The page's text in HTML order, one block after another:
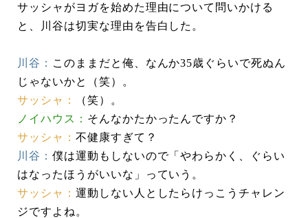
サッシャがヨガを始めた理由について問いかける
と、川谷は切実な理由を告白した。
川谷： このままだと俺、なんか35歳ぐらいで死ぬん
じゃないかと（笑）。
サッシャ：
（笑）。
ノイハウス： そんなかたかったんですか？
サッシャ： 不健康すぎて？
川谷： 僕は運動もしないので「やわらかく、ぐらい
はなったほうがいいな」っていう。
サッシャ： 運動しない人としたらけっこうチャレン
ジですよね。